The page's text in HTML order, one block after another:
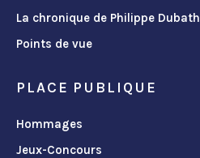
La chronique de Philippe Dubath
Points de vue
PLACE PUBLIQUE
Hommages
Jeux-Concours